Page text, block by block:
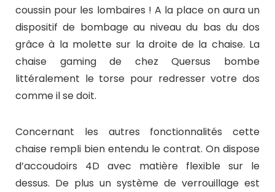
coussin pour les lombaires ! A la place on aura un
dispositif de bombage au niveau du bas du dos
grâce à la molette sur la droite de la chaise. La
chaise gaming de chez Quersus bombe
littéralement le torse pour redresser votre dos
comme il se doit.
Concernant les autres fonctionnalités cette
chaise rempli bien entendu le contrat. On dispose
d’accoudoirs 4D avec matière flexible sur le
dessus. De plus un système de verrouillage est